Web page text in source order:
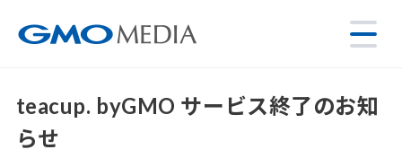
teacup. byGMO サービス終了のお知
らせ